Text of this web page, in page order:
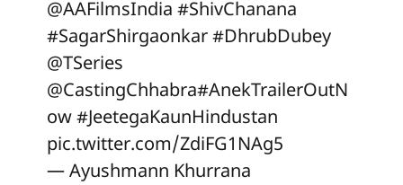
@AAFilmsIndia #ShivChanana
#SagarShirgaonkar#DhrubDubey
@TSeries
@CastingChhabra#AnekTrailerOutN
ow#JeetegaKaunHindustan
pic.twitter.com/ZdiFG1NAg5
— Ayushmann Khurrana